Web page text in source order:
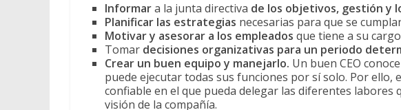
Informara la junta directiva de los objetivos, gestión y
Planificar las estrategias necesarias para que se
Motivar y asesorar a los empleados que tiene a su
Tomar decisiones organizativas para un periodo
Crear un buen equipo y manejarlo. Un buen CEO
puede ejecutar todas sus funciones por sí solo. Por ello,
confiable en el que pueda delegar las diferentes labores
visión de la compañía.